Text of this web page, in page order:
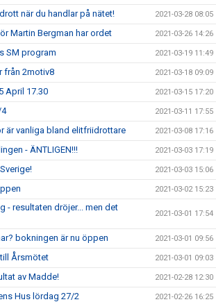
när du handlar på nätet! 2021-03-28 08:05
Martin Bergman har ordet 2021-03-26 14:26
SM program 2021-03-19 11:49
från 2motiv8 2021-03-18 09:09
April 17.30 2021-03-15 17:20
2021-03-11 17:55
är vanliga bland elitfriidrottare 2021-03-08 17:16
- ÄNTLIGEN!!! 2021-03-03 17:19
2021-03-03 15:06
2021-03-02 15:23
- resultaten dröjer... men det
2021-03-01 17:54
bokningen är nu öppen 2021-03-01 09:56
Årsmötet 2021-03-01 09:03
av Madde! 2021-02-28 12:30
Hus lördag 27/2 2021-02-26 16:25